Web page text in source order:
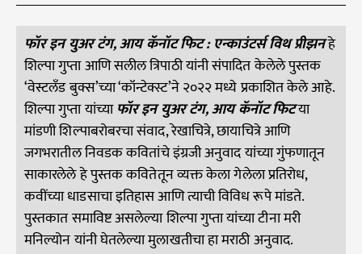
फॉर इन युअर टंग, आय कॅनॉट फिट : एन्काउंटर्स विथ प्रीझनहे
शिल्पा गुप्ता आणि सलील त्रिपाठी यांनी संपादित केलेले पुस्तक
‘वेस्टलँड बुक्स’च्या ‘कॉन्टेक्स्ट’ने २०२२ मध्ये प्रकाशित केले आहे.
शिल्पा गुप्ता यांच्याफॉर इन युअर टंग, आय कॅनॉट फिटया
मांडणी शिल्पाबरोबरचा संवाद, रेखाचित्रे, छायाचित्रे आणि
जगभरातील निवडक कवितांचे इंग्रजी अनुवाद यांच्या गुंफणातून
साकारलेले हे पुस्तक कवितेतून व्यक्त केला गेलेला प्रतिरोध,
कवींच्या धाडसाचा इतिहास आणि त्याची विविध रूपे मांडते.
पुस्तकात समाविष्ट असलेल्या शिल्पा गुप्ता यांच्या टीना मरी
मनिल्योन यांनी घेतलेल्या मुलाखतीचा हा मराठी अनुवाद.